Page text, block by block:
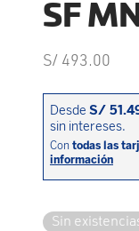
SF
S/ 493.00
Sin